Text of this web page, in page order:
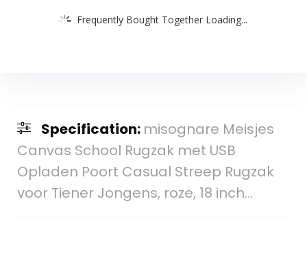
Frequently Bought Together Loading...
Specification: misognare Meisjes
Canvas School Rugzak met USB
Opladen Poort Casual Streep Rugzak
voor Tiener Jongens, roze, 18 inch…